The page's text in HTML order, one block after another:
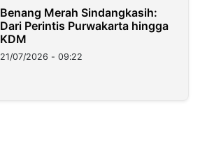
Benang Merah Sindangkasih:
Dari Perintis Purwakarta hingga
KDM
21/07/2026 - 09:22